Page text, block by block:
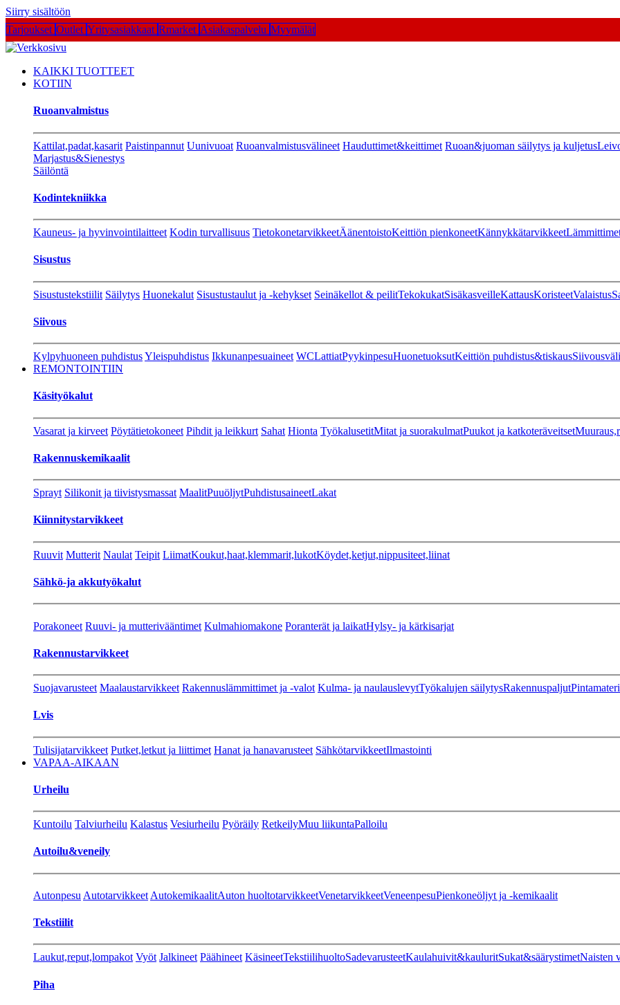
Siirry sisältöön
Tarjoukset Outlet Yritysasiakkaat Rmarket Asiakaspalvelu Myymälät
KAIKKI TUOTTEET
KOTIIN
Ruoanvalmistus
Kattilat,padat,kasarit Paistinpannut Uunivuoat Ruoanvalmistusvälineet Hauduttimet&keittimet Ruoan&juoman säilytys ja kuljetus
Marjastus&Sienestys
Säilöntä
Kodintekniikka
Kauneus- ja hyvinvointilaitteet Kodin turvallisuus TietokonetarvikkeetÄänentoistoKeittiön pienkoneetKännykkätarvikkeet
Sisustus
Sisustustekstiilit Säilytys Huonekalut Sisustustaulut ja -kehykset Seinäkellot & peilitTekokukatSisäkasveilleKattausKoristeetValaistus
Siivous
Kylpyhuoneen puhdistusYleispuhdistus Ikkunanpesuaineet WCLattiatPyykinpesuHuonetuoksutKeittiön puhdistus&tiskaus
REMONTOINTIIN
Käsityökalut
Vasarat ja kirveet Pöytätietokoneet Pihdit ja leikkurt Sahat Hionta TyökalusetitMitat ja suorakulmatPuukot ja katkoteräveitset
Rakennuskemikaalit
Sprayt Silikonit ja tiivistysmassat MaalitPuuöljytPuhdistusaineetLakat
Kiinnitystarvikkeet
Ruuvit Mutterit Naulat Teipit LiimatKoukut,haat,klemmarit,lukotKöydet,ketjut,nippusiteet,liinat
Sähkö-ja akkutyökalut
Porakoneet Ruuvi- ja mutterivääntimet Kulmahiomakone Poranterät ja laikatHylsy- ja kärkisarjat
Rakennustarvikkeet
Suojavarusteet Maalaustarvikkeet Rakennuslämmittimet ja -valot Kulma- ja naulauslevytTyökalujen säilytysRakennuspaljut
Lvis
Tulisijatarvikkeet Putket,letkut ja liittimet Hanat ja hanavarusteet SähkötarvikkeetIlmastointi
VAPAA-AIKAAN
Urheilu
Kuntoilu Talviurheilu Kalastus Vesiurheilu Pyöräily RetkeilyMuu liikuntaPalloilu
Autoilu&veneily
Autonpesu Autotarvikkeet AutokemikaalitAuton huoltotarvikkeetVenetarvikkeetVeneenpesuPienkoneöljyt ja -kemikaalit
Tekstiilit
Laukut,reput,lompakot Vyöt Jalkineet Päähineet KäsineetTekstiilihuoltoSadevarusteetKaulahuivit&kauluritSukat&säärystimetNaisten
Piha